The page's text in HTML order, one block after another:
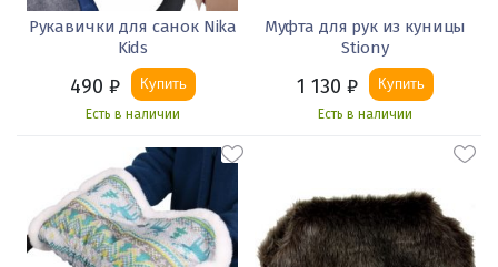
Рукавички для санок Nika
Kids
490 ₽ Купить
Есть в наличии
Муфта для рук из куницы
Stiony
1 130 ₽ Купить
Есть в наличии